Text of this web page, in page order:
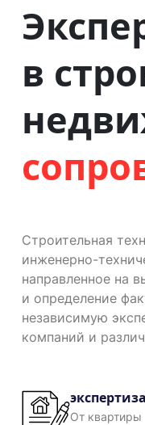
в
Строительная
инженерно-
направленное на
и определение
независимую
компаний и
От квартиры